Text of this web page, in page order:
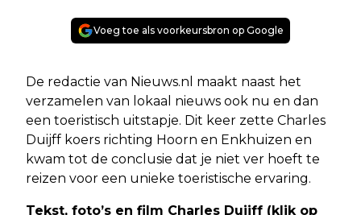
Voeg toe als voorkeursbron op Google
De redactie van Nieuws.nl maakt naast het
verzamelen van lokaal nieuws ook nu en dan
een toeristisch uitstapje. Dit keer zette Charles
Duijff koers richting Hoorn en Enkhuizen en
kwam tot de conclusie dat je niet ver hoeft te
reizen voor een unieke toeristische ervaring.
Tekst, foto’s en film Charles Duijff (klik op